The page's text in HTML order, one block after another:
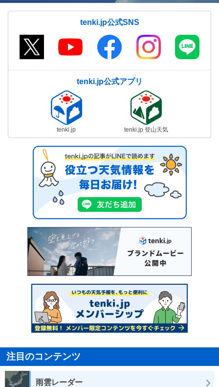
tenki.jp公式SNS
tenki.jp公式アプリ
tenki.jp tenki.jp 登山天気
注目のコンテンツ
雨雲レーダー